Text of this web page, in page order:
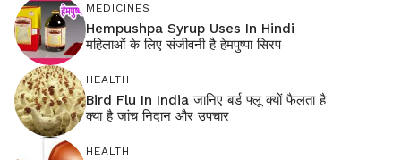
MEDICINES
Hempushpa Syrup Uses In Hindi
महिलाओं के लिए संजीवनी है हेमपुष्पा सिरप
HEALTH
Bird Flu In India जानिए बर्ड फ्लू क्यों फैलता है
क्या है जांच निदान और उपचार
HEALTH